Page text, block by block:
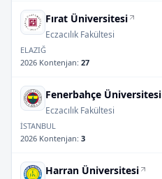
Fırat Üniversitesi
Eczacılık Fakültesi
ELAZIĞ
2026 Kontenjan: 27
Fenerbahçe Üniversitesi
Eczacılık Fakültesi
İSTANBUL
2026 Kontenjan: 3
Harran Üniversitesi